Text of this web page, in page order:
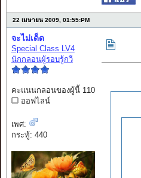
22 เมษายน 2009, 01:55:PM
จะไม่เด็ด
Special Class LV4
นักกลอนผู้รอบรู้กวี
คะแนนกลอนของผู้นี้ 110
ออฟไลน์
เพศ:
กระทู้: 440